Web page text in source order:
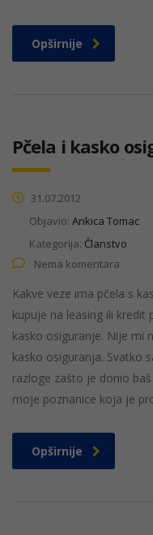
Opširnije
Pčela i kasko
31.07.2012
Objavio: Ankica Tomac
Kategorija: Članstvo
Nema komentara
Kakve veze ima pčela s
kupuje na leasing ili
kasko osiguranje. Nije mi
kasko osiguranja. Svatko
razloge zašto je donio
moje poznanice koja je
Opširnije